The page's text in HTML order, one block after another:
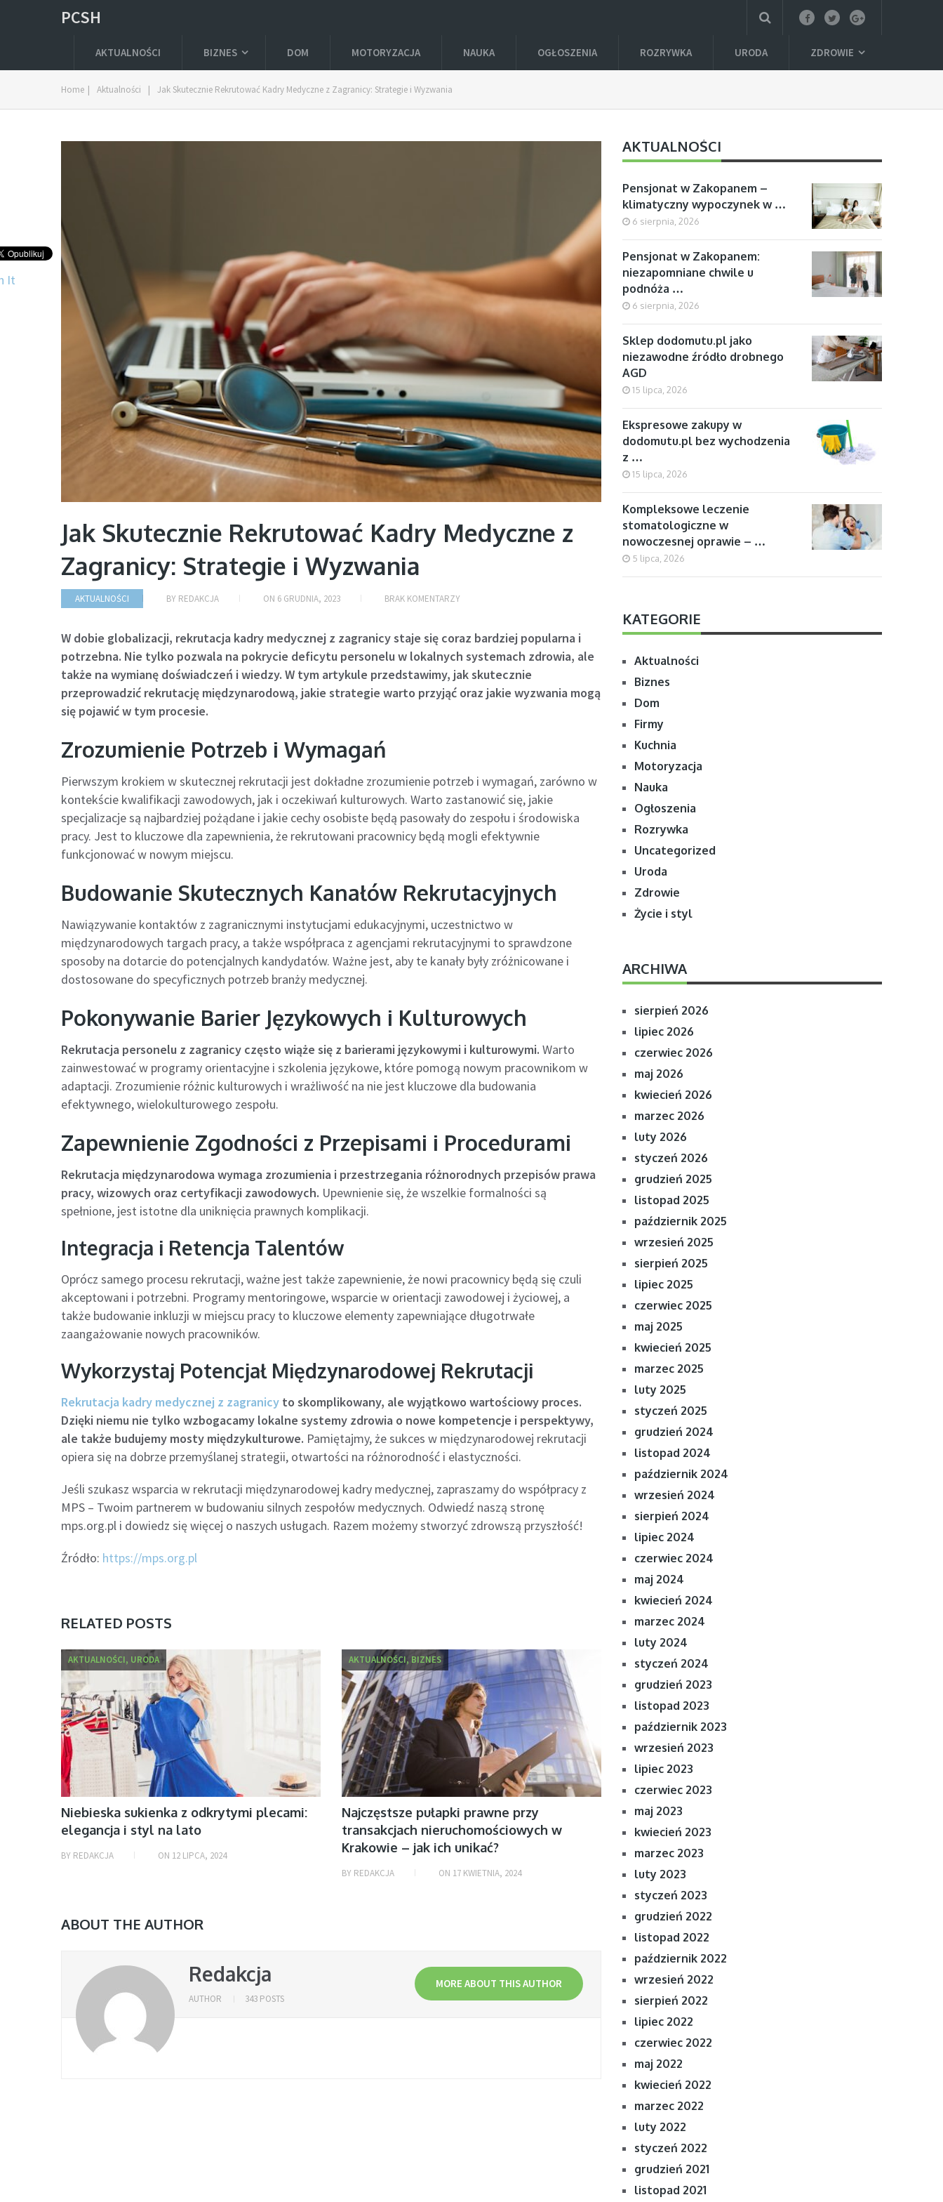
PCSH
AKTUALNOŚCI BIZNES DOM MOTORYZACJA NAUKA OGŁOSZENIA ROZRYWKA URODA ZDROWIE
Home | Aktualności | Jak Skutecznie Rekrutować Kadry Medyczne z Zagranicy: Strategie i Wyzwania
Jak Skutecznie Rekrutować Kadry Medyczne z
Zagranicy: Strategie i Wyzwania
AKTUALNOŚCI BY REDAKCJA ON 6 GRUDNIA, 2023 BRAK KOMENTARZY
W dobie globalizacji, rekrutacja kadry medycznej z zagranicy staje się coraz bardziej popularna i
potrzebna. Nie tylko pozwala na pokrycie deficytu personelu w lokalnych systemach zdrowia, ale
także na wymianę doświadczeń i wiedzy. W tym artykule przedstawimy, jak skutecznie
przeprowadzić rekrutację międzynarodową, jakie strategie warto przyjąć oraz jakie wyzwania mogą
się pojawić w tym procesie.
Zrozumienie Potrzeb i Wymagań
Pierwszym krokiem w skutecznej rekrutacji jest dokładne zrozumienie potrzeb i wymagań, zarówno w
kontekście kwalifikacji zawodowych, jak i oczekiwań kulturowych. Warto zastanowić się, jakie
specjalizacje są najbardziej pożądane i jakie cechy osobiste będą pasowały do zespołu i środowiska
pracy. Jest to kluczowe dla zapewnienia, że rekrutowani pracownicy będą mogli efektywnie
funkcjonować w nowym miejscu.
Budowanie Skutecznych Kanałów Rekrutacyjnych
Nawiązywanie kontaktów z zagranicznymi instytucjami edukacyjnymi, uczestnictwo w
międzynarodowych targach pracy, a także współpraca z agencjami rekrutacyjnymi to sprawdzone
sposoby na dotarcie do potencjalnych kandydatów. Ważne jest, aby te kanały były zróżnicowane i
dostosowane do specyficznych potrzeb branży medycznej.
Pokonywanie Barier Językowych i Kulturowych
Rekrutacja personelu z zagranicy często wiąże się z barierami językowymi i kulturowymi. Warto
zainwestować w programy orientacyjne i szkolenia językowe, które pomogą nowym pracownikom w
adaptacji. Zrozumienie różnic kulturowych i wrażliwość na nie jest kluczowe dla budowania
efektywnego, wielokulturowego zespołu.
Zapewnienie Zgodności z Przepisami i Procedurami
Rekrutacja międzynarodowa wymaga zrozumienia i przestrzegania różnorodnych przepisów prawa
pracy, wizowych oraz certyfikacji zawodowych. Upewnienie się, że wszelkie formalności są
spełnione, jest istotne dla uniknięcia prawnych komplikacji.
Integracja i Retencja Talentów
Oprócz samego procesu rekrutacji, ważne jest także zapewnienie, że nowi pracownicy będą się czuli
akceptowani i potrzebni. Programy mentoringowe, wsparcie w orientacji zawodowej i życiowej, a
także budowanie inkluzji w miejscu pracy to kluczowe elementy zapewniające długotrwałe
zaangażowanie nowych pracowników.
Wykorzystaj Potencjał Międzynarodowej Rekrutacji
Rekrutacja kadry medycznej z zagranicy to skomplikowany, ale wyjątkowo wartościowy proces.
Dzięki niemu nie tylko wzbogacamy lokalne systemy zdrowia o nowe kompetencje i perspektywy,
ale także budujemy mosty międzykulturowe. Pamiętajmy, że sukces w międzynarodowej rekrutacji
opiera się na dobrze przemyślanej strategii, otwartości na różnorodność i elastyczności.
Jeśli szukasz wsparcia w rekrutacji międzynarodowej kadry medycznej, zapraszamy do współpracy z
MPS – Twoim partnerem w budowaniu silnych zespołów medycznych. Odwiedź naszą stronę
mps.org.pl i dowiedz się więcej o naszych usługach. Razem możemy stworzyć zdrowszą przyszłość!
Źródło: https://mps.org.pl
It
RELATED POSTS
AKTUALNOŚCI, URODA
Niebieska sukienka z odkrytymi plecami:
elegancja i styl na lato
BY REDAKCJA ON 12 LIPCA, 2024
AKTUALNOŚCI, BIZNES
Najczęstsze pułapki prawne przy
transakcjach nieruchomościowych w
Krakowie – jak ich unikać?
BY REDAKCJA ON 17 KWIETNIA, 2024
ABOUT THE AUTHOR
Redakcja MORE ABOUT THIS AUTHOR
AUTHOR 343 POSTS
AKTUALNOŚCI
Pensjonat w Zakopanem –
klimatyczny wypoczynek w …
6 sierpnia, 2026
Pensjonat w Zakopanem:
niezapomniane chwile u
podnóża …
6 sierpnia, 2026
Sklep dodomutu.pl jako
niezawodne źródło drobnego
AGD
15 lipca, 2026
Ekspresowe zakupy w
dodomutu.pl bez wychodzenia
z …
15 lipca, 2026
Kompleksowe leczenie
stomatologiczne w
nowoczesnej oprawie – …
5 lipca, 2026
KATEGORIE
Aktualności
Biznes
Dom
Firmy
Kuchnia
Motoryzacja
Nauka
Ogłoszenia
Rozrywka
Uncategorized
Uroda
Zdrowie
Życie i styl
ARCHIWA
sierpień 2026
lipiec 2026
czerwiec 2026
maj 2026
kwiecień 2026
marzec 2026
luty 2026
styczeń 2026
grudzień 2025
listopad 2025
październik 2025
wrzesień 2025
sierpień 2025
lipiec 2025
czerwiec 2025
maj 2025
kwiecień 2025
marzec 2025
luty 2025
styczeń 2025
grudzień 2024
listopad 2024
październik 2024
wrzesień 2024
sierpień 2024
lipiec 2024
czerwiec 2024
maj 2024
kwiecień 2024
marzec 2024
luty 2024
styczeń 2024
grudzień 2023
listopad 2023
październik 2023
wrzesień 2023
lipiec 2023
czerwiec 2023
maj 2023
kwiecień 2023
marzec 2023
luty 2023
styczeń 2023
grudzień 2022
listopad 2022
październik 2022
wrzesień 2022
sierpień 2022
lipiec 2022
czerwiec 2022
maj 2022
kwiecień 2022
marzec 2022
luty 2022
styczeń 2022
grudzień 2021
listopad 2021